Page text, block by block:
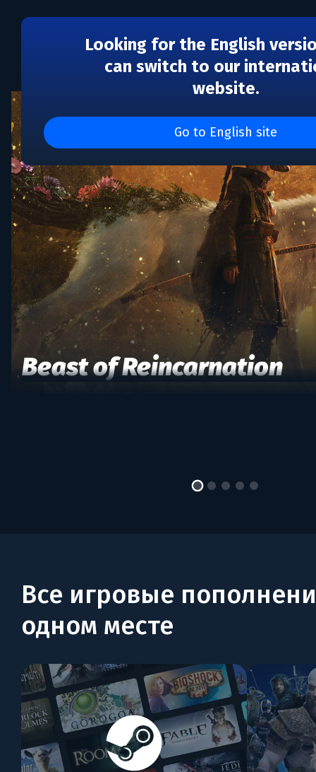
Looking for the English
can switch to our
website.
Go to English site
Beast of Reincarnation
Все игровые
одном месте